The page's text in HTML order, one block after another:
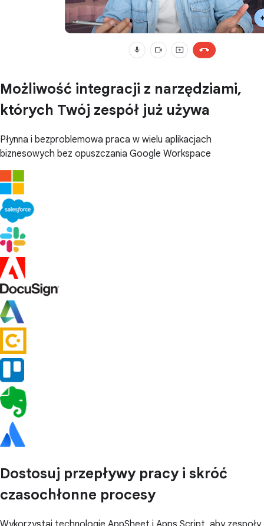
Możliwość integracji z narzędziami,
których Twój zespół już używa
Płynna i bezproblemowa praca w wielu aplikacjach
biznesowych bez opuszczania Google Workspace
Dostosuj przepływy pracy i skróć
czasochłonne procesy